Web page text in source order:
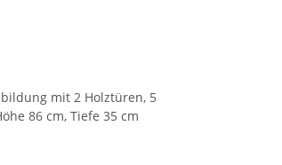
mit 2 Holztüren, 5
86 cm, Tiefe 35 cm